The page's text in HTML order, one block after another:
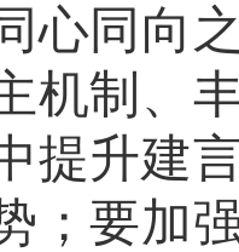
心同向
机制、
提升建
； 要加